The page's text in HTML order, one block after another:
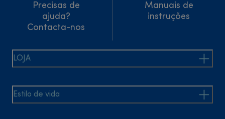
Precisas de
ajuda?
Contacta-nos
Manuais de
instruções
LOJA
Estilo de vida